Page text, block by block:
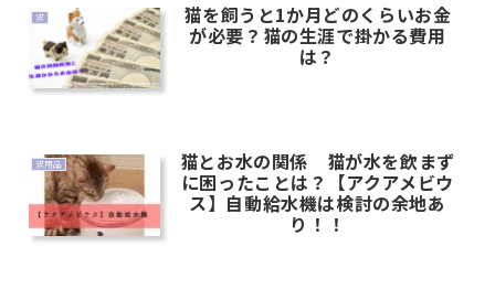
猫 猫を飼うと1か月どのくらいお金
が必要？猫の生涯で掛かる費用
は？
猫用品 猫とお水の関係 猫が水を飲まず
に困ったことは？【アクアメビウ
ス】自動給水機は検討の余地あ
り！！